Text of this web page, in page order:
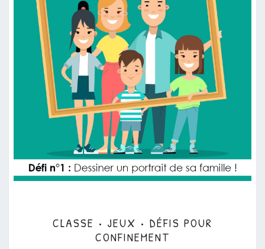
•
JEUX
CLASSE • JEUX • DÉFIS POUR
CONFINEMENT